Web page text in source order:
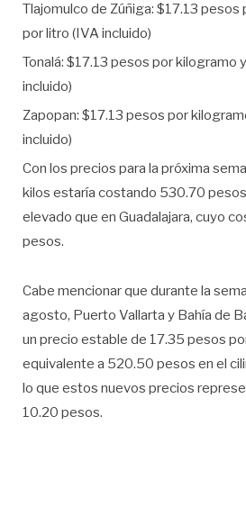
Tlajomulco de Zúñiga: $17.13
por litro (IVA incluido)
Tonalá: $17.13 pesos por kilogramo
incluido)
Zapopan: $17.13 pesos por
incluido)
Con los precios para la próxima
kilos estaría costando 530.70
elevado que en Guadalajara, cuyo
pesos.
Cabe mencionar que durante la
agosto, Puerto Vallarta y Bahía de
un precio estable de 17.35 pesos
equivalente a 520.50 pesos en el
lo que estos nuevos precios
10.20 pesos.